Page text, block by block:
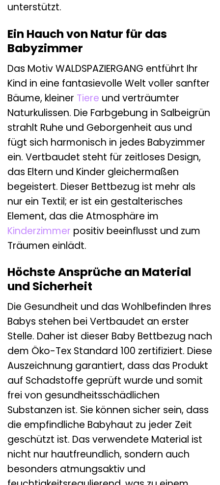
unterstützt.
Ein Hauch von Natur für das
Babyzimmer
Das Motiv WALDSPAZIERGANG entführt Ihr
Kind in eine fantasievolle Welt voller sanfter
Bäume, kleiner Tiere und verträumter
Naturkulissen. Die Farbgebung in Salbeigrün
strahlt Ruhe und Geborgenheit aus und
fügt sich harmonisch in jedes Babyzimmer
ein. Vertbaudet steht für zeitloses Design,
das Eltern und Kinder gleichermaßen
begeistert. Dieser Bettbezug ist mehr als
nur ein Textil; er ist ein gestalterisches
Element, das die Atmosphäre im
Kinderzimmer positiv beeinflusst und zum
Träumen einlädt.
Höchste Ansprüche an Material
und Sicherheit
Die Gesundheit und das Wohlbefinden Ihres
Babys stehen bei Vertbaudet an erster
Stelle. Daher ist dieser Baby Bettbezug nach
dem Öko-Tex Standard 100 zertifiziert. Diese
Auszeichnung garantiert, dass das Produkt
auf Schadstoffe geprüft wurde und somit
frei von gesundheitsschädlichen
Substanzen ist. Sie können sicher sein, dass
die empfindliche Babyhaut zu jeder Zeit
geschützt ist. Das verwendete Material ist
nicht nur hautfreundlich, sondern auch
besonders atmungsaktiv und